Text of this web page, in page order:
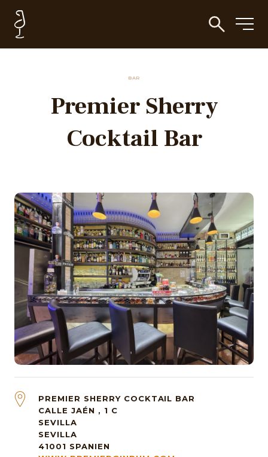
BAR
Premier Sherry
Cocktail Bar
PREMIER SHERRY COCKTAIL BAR
CALLE JAÉN , 1 C
SEVILLA
SEVILLA
41001 SPANIEN